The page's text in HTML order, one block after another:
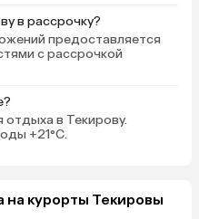
в рассрочку?
предоставляется
с рассрочкой
в Текирову.
+21°C.
на курорты Текировы